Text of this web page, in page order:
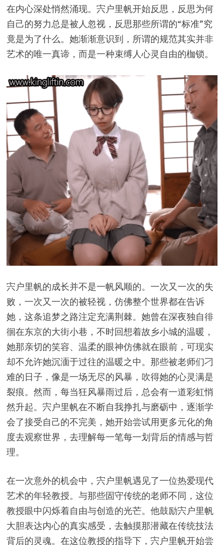
在内心深处悄然涌现。宍户里帆开始反思，反思为何
自己的努力总是被人忽视，反思那些所谓的“标准”究
竟是为了什么。她渐渐意识到，所谓的规范其实并非
艺术的唯一真谛，而是一种束缚人心灵自由的枷锁。
宍户里帆的成长并不是一帆风顺的。一次又一次的失
败，一次又一次的被轻视，仿佛整个世界都在告诉
她，这条追梦之路注定充满荆棘。她曾在深夜独自徘
徊在东京的大街小巷，不时回想着故乡小城的温暖，
她那亲切的笑容、温柔的眼神仿佛就在眼前，可现实
却不允许她沉湎于过往的温暖之中。那些被老师们刁
难的日子，像是一场无尽的风暴，吹得她的心灵满是
裂痕。然而，每当狂风暴雨过后，总会有一道彩虹悄
然升起。宍户里帆在不断自我挣扎与磨砺中，逐渐学
会了接受自己的不完美，她开始尝试用更多元化的角
度去观察世界，去理解每一笔每一划背后的情感与哲
理。
在一次意外的机会中，宍户里帆遇见了一位热爱现代
艺术的年轻教授。与那些固守传统的老师不同，这位
教授眼中闪烁着自由与创造的光芒。他鼓励宍户里帆
大胆表达内心的真实感受，去触摸那潜藏在传统技法
背后的灵魂。在这位教授的指导下，宍户里帆开始尝